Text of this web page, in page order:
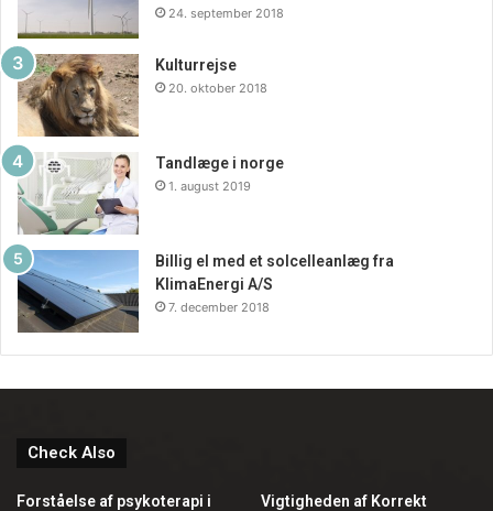
24. september 2018
Kulturrejse
20. oktober 2018
Tandlæge i norge
1. august 2019
Billig el med et solcelleanlæg fra
KlimaEnergi A/S
7. december 2018
Check Also
Forståelse af psykoterapi i
Vigtigheden af Korrekt